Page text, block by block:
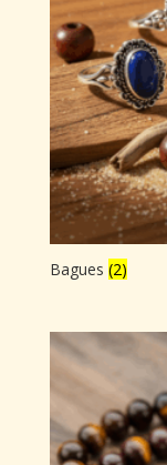
Bagues (2)